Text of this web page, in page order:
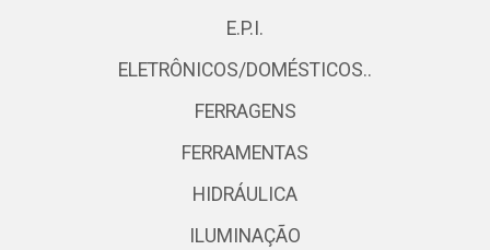
E.P.I.
ELETRÔNICOS/DOMÉSTICOS..
FERRAGENS
FERRAMENTAS
HIDRÁULICA
ILUMINAÇÃO